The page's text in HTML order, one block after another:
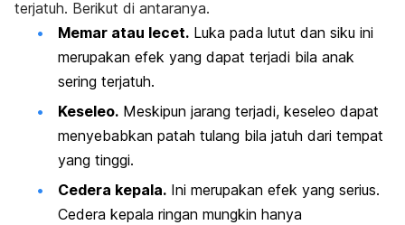
terjatuh. Berikut di antaranya.
Memar atau lecet. Luka pada lutut dan siku ini
merupakan efek yang dapat terjadi bila anak
sering terjatuh.
Keseleo. Meskipun jarang terjadi, keseleo dapat
menyebabkan patah tulang bila jatuh dari tempat
yang tinggi.
Cedera kepala. Ini merupakan efek yang serius.
Cedera kepala ringan mungkin hanya